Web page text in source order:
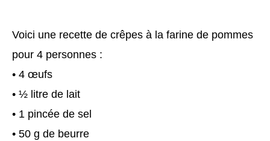
Voici une recette de crêpes à la farine de pommes
pour 4 personnes :
• 4 œufs
• ½ litre de lait
• 1 pincée de sel
• 50 g de beurre